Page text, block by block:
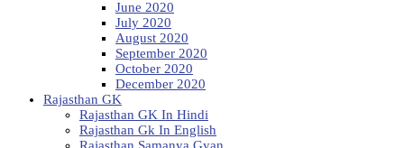
June 2020
July 2020
August 2020
September 2020
October 2020
December 2020
Rajasthan GK
Rajasthan GK In Hindi
Rajasthan Gk In English